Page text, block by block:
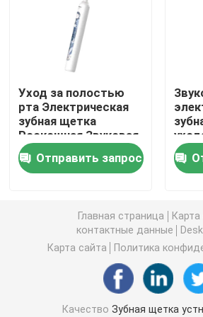
перезаряжаемые
Зубная щетка детей
Звуковая электрическая
Умная электрическая зубная
Уход за полостью
рта Электрическая
зубная щетка
Роскошная Звуковая
зубная щетка
Портативная
Звуковая
умным таймером 2
Отправить запрос
рта -
по
Главная страница
Карта
контактные данные
Карта сайта
Политика
КачествоЗубная щетка